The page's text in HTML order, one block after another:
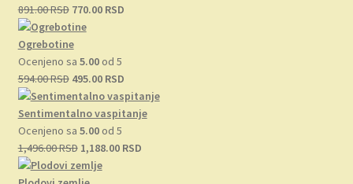
891.00RSD Originalna
cena
je
bila:
891.00 RSD.
770.00 RSDTrenutna
Ogrebotine
Ocenjeno sa 5.00od 5
594.00RSD Originalna
cena
je
bila:
594.00 RSD.
495.00 RSDTrenutna
cena
je:
Sentimentalno vaspitanje
Ocenjeno sa 5.00od 5
1,496.00RSD Originalna
cena
1,188.00 RSDTrenutna